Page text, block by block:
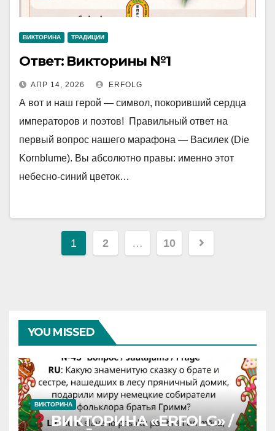
ВИКТОРИНА ТРАДИЦИИ
Ответ: Викторины №1
АПР 14, 2026 ERFOLG
А вот и наш герой — символ, покоривший сердца
императоров и поэтов! Правильный ответ на
первый вопрос нашего марафона — Василек (Die
Kornblume). Вы абсолютно правы: именно этот
небесно-синий цветок…
Навигация
1 2 … 10
YOU MISSED
ВИКТОРИНА
ВИКТОРИНА «ERFOLG» /